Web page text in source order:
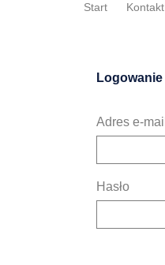
Start Kontakt
Logowanie
Adres e-mail
Hasło